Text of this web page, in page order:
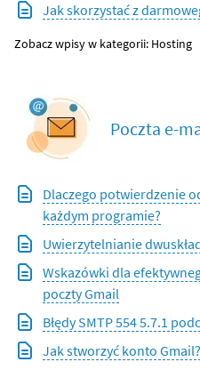
Jak skorzystać z
Zobacz wpisy w kategorii: Hosting
Poczta e-
Dlaczego potwierdzenie
każdym programie?
Uwierzytelnianie
Wskazówki dla
poczty Gmail
Błędy SMTP 554 5.7.1
Jak stworzyć konto Gmail?